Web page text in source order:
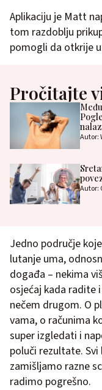
Aplikaciju je Matt
tom razdoblju
pomogli da otkrije
Pročitajte
Autor:
Autor:
Jedno područje
lutanje uma,
događa – nekima
osjećaj kada radite
nečem drugom. O
vama, o računima
super izgledati i
poluči rezultate.
zamišljamo razne
radimo pogrešno.